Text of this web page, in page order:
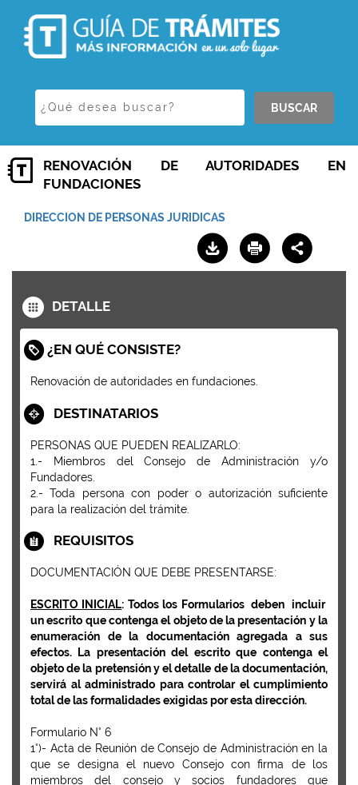
BUSCAR
RENOVACIÓN DE AUTORIDADES EN
FUNDACIONES
DIRECCION DE PERSONAS JURIDICAS
DETALLE
¿EN QUÉ CONSISTE?
Renovación de autoridades en fundaciones.
DESTINATARIOS
PERSONAS QUE PUEDEN REALIZARLO:
1.- Miembros del Consejo de Administración y/o
Fundadores.
2.- Toda persona con poder o autorización suficiente
para la realización del trámite.
REQUISITOS
DOCUMENTACIÓN QUE DEBE PRESENTARSE:
ESCRITO INICIAL: Todos los Formularios deben incluir
un escrito que contenga el objeto de la presentación y la
enumeración de la documentación agregada a sus
efectos. La presentación del escrito que contenga el
objeto de la pretensión y el detalle de la documentación,
servirá al administrado para controlar el cumplimiento
total de las formalidades exigidas por esta dirección.
Formulario N° 6
1°)- Acta de Reunión de Consejo de Administración en la
que se designa el nuevo Consejo con firma de los
miembros del consejo y socios fundadores que